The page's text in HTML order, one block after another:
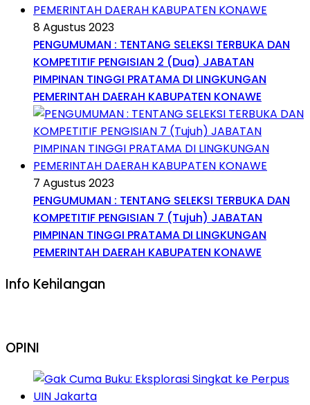
8 Agustus 2023
PENGUMUMAN : TENTANG SELEKSI TERBUKA DAN
KOMPETITIF PENGISIAN 2 (Dua) JABATAN
PIMPINAN TINGGI PRATAMA DI LINGKUNGAN
PEMERINTAH DAERAH KABUPATEN KONAWE
7 Agustus 2023
PENGUMUMAN : TENTANG SELEKSI TERBUKA DAN
KOMPETITIF PENGISIAN 7 (Tujuh) JABATAN
PIMPINAN TINGGI PRATAMA DI LINGKUNGAN
PEMERINTAH DAERAH KABUPATEN KONAWE
Info Kehilangan
OPINI